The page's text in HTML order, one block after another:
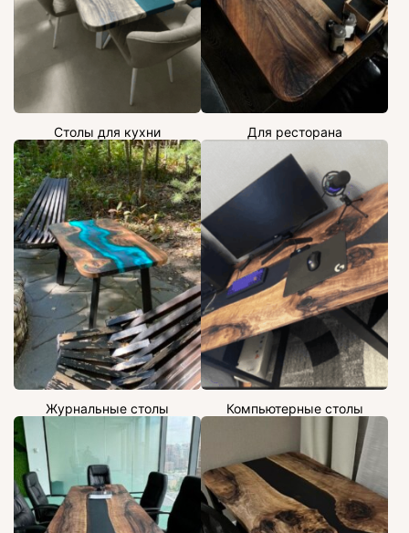
Столы для кухни Для ресторана
Журнальные столы Компьютерные столы